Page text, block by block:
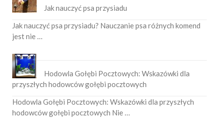
Jak nauczyć psa przysiadu
Jak nauczyć psa przysiadu? Nauczanie psa różnych komend
jest nie …
Hodowla Gołębi Pocztowych: Wskazówki dla
przyszłych hodowców gołębi pocztowych
Hodowla Gołębi Pocztowych: Wskazówki dla przyszłych
hodowców gołębi pocztowych Nie …